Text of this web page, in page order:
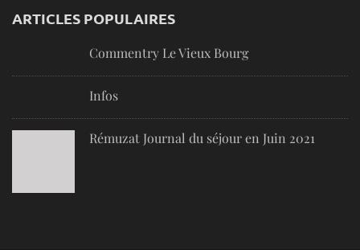
ARTICLES POPULAIRES
Commentry Le Vieux Bourg
Infos
Rémuzat Journal du séjour en Juin 2021